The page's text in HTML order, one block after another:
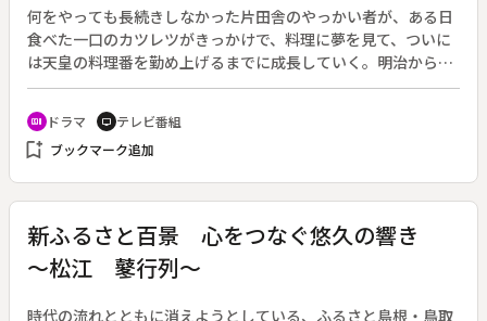
を二度と繰り返してほしくないという強い思いがある。◆そん
な原田さんの体験を引き継ごうと取り組みを始めたのは、地元
の東舞鶴高校英語部の生徒たち。２０１４年、原田さんの話を
史上の大きな役割。舞鶴市の歴史とシベリア抑留の現実を、自
分たちの言葉や感性で伝えようと取り組む女子高校生たち。一
ついて考える。シリーズ戦後７０年。
何をやっても長続きしなかった片田舎のやっかい者が、ある日
食べた一口のカツレツがきっかけで、料理に夢を見て、ついに
は天皇の料理番を勤め上げるまでに成長していく。明治から昭
和の激動の時代を生きたある男の人間ドラマ。原作：杉森久
英。（２０１５年４月２６日～７月１２日放送、全１２回）◆
第９回。帰国した篤蔵（佐藤健）は、天皇の料理番になるべく
皇居・大膳寮を訪れた。大膳の長である大膳頭・福羽（浅野和
も年上の大膳のシェフ達であった。シェフたちからの値踏みを
するような目線を感じながらも奮闘する篤蔵は、さらに、近々
行われる御大礼の驚愕の内容を福羽から聞き、いきなり窮地を
迎える。そして、天皇の料理番になる事を誰よりも喜んだ兄・
くのだった。
recent_actors ドラマ tv テレビ番組
bookmark_add ブックマーク追加
新ふるさと百景 心をつなぐ悠久の響き
～松江 鼕行列～
時代の流れとともに消えようとしている、ふるさと島根・鳥取